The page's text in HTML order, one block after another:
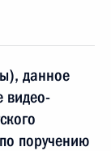
данное
видео-
поручению